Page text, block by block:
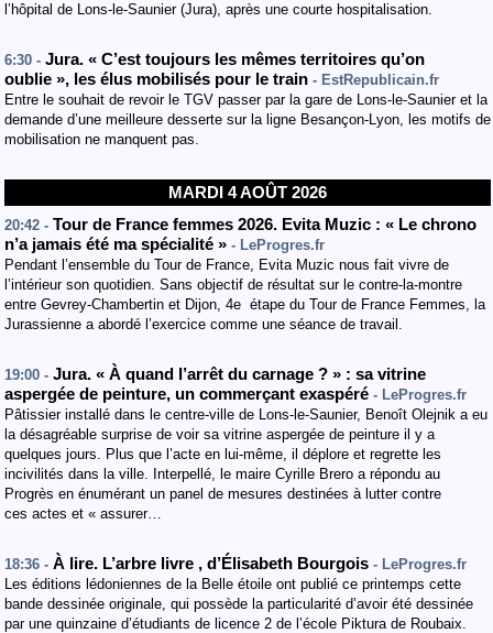
l’hôpital de Lons-le-Saunier (Jura), après une courte hospitalisation.
6:30 - Jura. « C’est toujours les mêmes territoires qu’on
oublie », les élus mobilisés pour le train - EstRepublicain.fr
Entre le souhait de revoir le TGV passer par la gare de Lons-le-Saunier et la
demande d’une meilleure desserte sur la ligne Besançon-Lyon, les motifs de
mobilisation ne manquent pas.
MARDI 4 AOÛT 2026
20:42 - Tour de France femmes 2026. Evita Muzic : « Le chrono
n’a jamais été ma spécialité » - LeProgres.fr
Pendant l’ensemble du Tour de France, Evita Muzic nous fait vivre de
l’intérieur son quotidien. Sans objectif de résultat sur le contre-la-montre
entre Gevrey-Chambertin et Dijon, 4e étape du Tour de France Femmes, la
Jurassienne a abordé l’exercice comme une séance de travail.
19:00 - Jura. « À quand l’arrêt du carnage ? » : sa vitrine
aspergée de peinture, un commerçant exaspéré - LeProgres.fr
Pâtissier installé dans le centre-ville de Lons-le-Saunier, Benoît Olejnik a eu
la désagréable surprise de voir sa vitrine aspergée de peinture il y a
quelques jours. Plus que l’acte en lui-même, il déplore et regrette les
incivilités dans la ville. Interpellé, le maire Cyrille Brero a répondu au
Progrès en énumérant un panel de mesures destinées à lutter contre
ces actes et « assurer…
18:36 - À lire. L’arbre livre , d’Élisabeth Bourgois - LeProgres.fr
Les éditions lédoniennes de la Belle étoile ont publié ce printemps cette
bande dessinée originale, qui possède la particularité d’avoir été dessinée
par une quinzaine d’étudiants de licence 2 de l’école Piktura de Roubaix.